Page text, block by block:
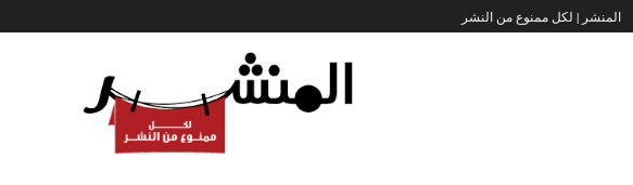
المنشر | لكل ممنوع من النشر